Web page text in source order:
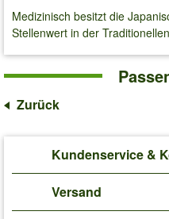
Medizinisch besitzt die
Stellenwert in der
Zurück
Kundenservice &
Versand